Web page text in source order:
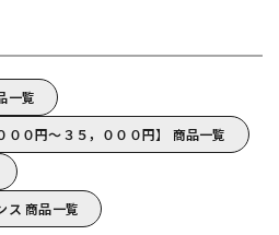
一覧
０円～３５，０００円】 商品一覧
商品一覧